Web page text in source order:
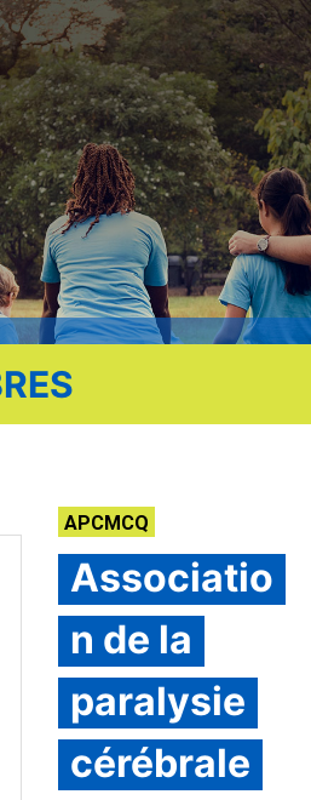
contacter
d’emploi
Facebook
APCMCQ
Associatio
n de la
paralysie
cérébrale